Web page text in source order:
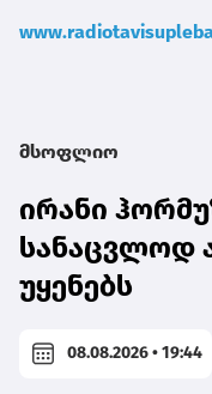
მსოფლიო
ირანი
სანაცვლოდ
უყენებს
08.08.2026 • 19:44